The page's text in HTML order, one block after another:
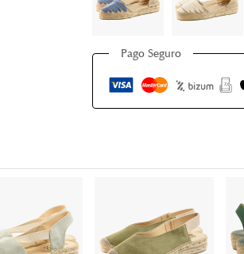
Pago Seguro